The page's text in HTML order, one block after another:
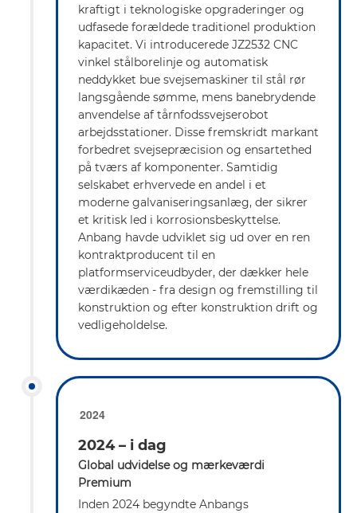
kraftigt i teknologiske opgraderinger og
udfasede forældede traditionel produktion
kapacitet. Vi introducerede JZ2532 CNC
vinkel stålborelinje og automatisk
neddykket bue svejsemaskiner til stål rør
langsgående sømme, mens banebrydende
anvendelse af tårnfodssvejserobot
arbejdsstationer. Disse fremskridt markant
forbedret svejsepræcision og ensartethed
på tværs af komponenter. Samtidig
selskabet erhvervede en andel i et
moderne galvaniseringsanlæg, der sikrer
et kritisk led i korrosionsbeskyttelse.
Anbang havde udviklet sig ud over en ren
kontraktproducent til en
platformserviceudbyder, der dækker hele
værdikæden - fra design og fremstilling til
konstruktion og efter konstruktion drift og
vedligeholdelse.
2024 – i dag
Global udvidelse og mærkeværdi
Premium
Inden 2024 begyndte Anbangs
2024